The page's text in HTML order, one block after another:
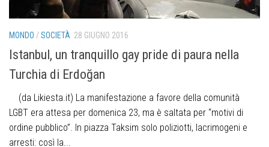
MONDO /SOCIETÀ 28 GIUGNO 2016
Istanbul, un tranquillo gay pride di paura nella
Turchia di Erdoğan
(da Likiesta.it) La manifestazione a favore della comunità
LGBT era attesa per domenica 23, ma è saltata per “motivi di
ordine pubblico”. In piazza Taksim solo poliziotti, lacrimogeni e
arresti: così la...